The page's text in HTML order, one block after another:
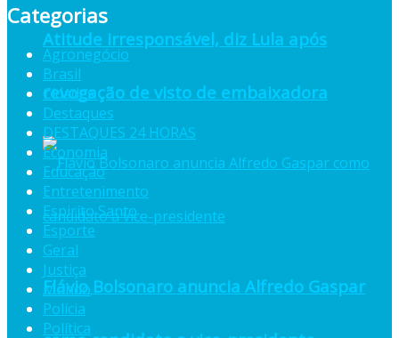
Atitude irresponsável, diz Lula após
revogação de visto de embaixadora
Flávio Bolsonaro anuncia Alfredo Gaspar
Categorias
Agronegócio
Brasil
Cidades
Destaques
DESTAQUES 24 HORAS
Economia
Educação
Entretenimento
Espiríto Santo
Esporte
Geral
Justiça
Mundo
Polícia
Política